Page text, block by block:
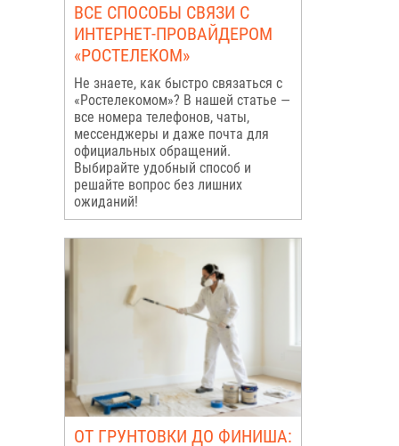
ВСЕ СПОСОБЫ СВЯЗИ С
ИНТЕРНЕТ-ПРОВАЙДЕРОМ
«РОСТЕЛЕКОМ»
Не знаете, как быстро связаться с
«Ростелекомом»? В нашей статье —
все номера телефонов, чаты,
мессенджеры и даже почта для
официальных обращений.
Выбирайте удобный способ и
решайте вопрос без лишних
ожиданий!
ОТ ГРУНТОВКИ ДО ФИНИША: